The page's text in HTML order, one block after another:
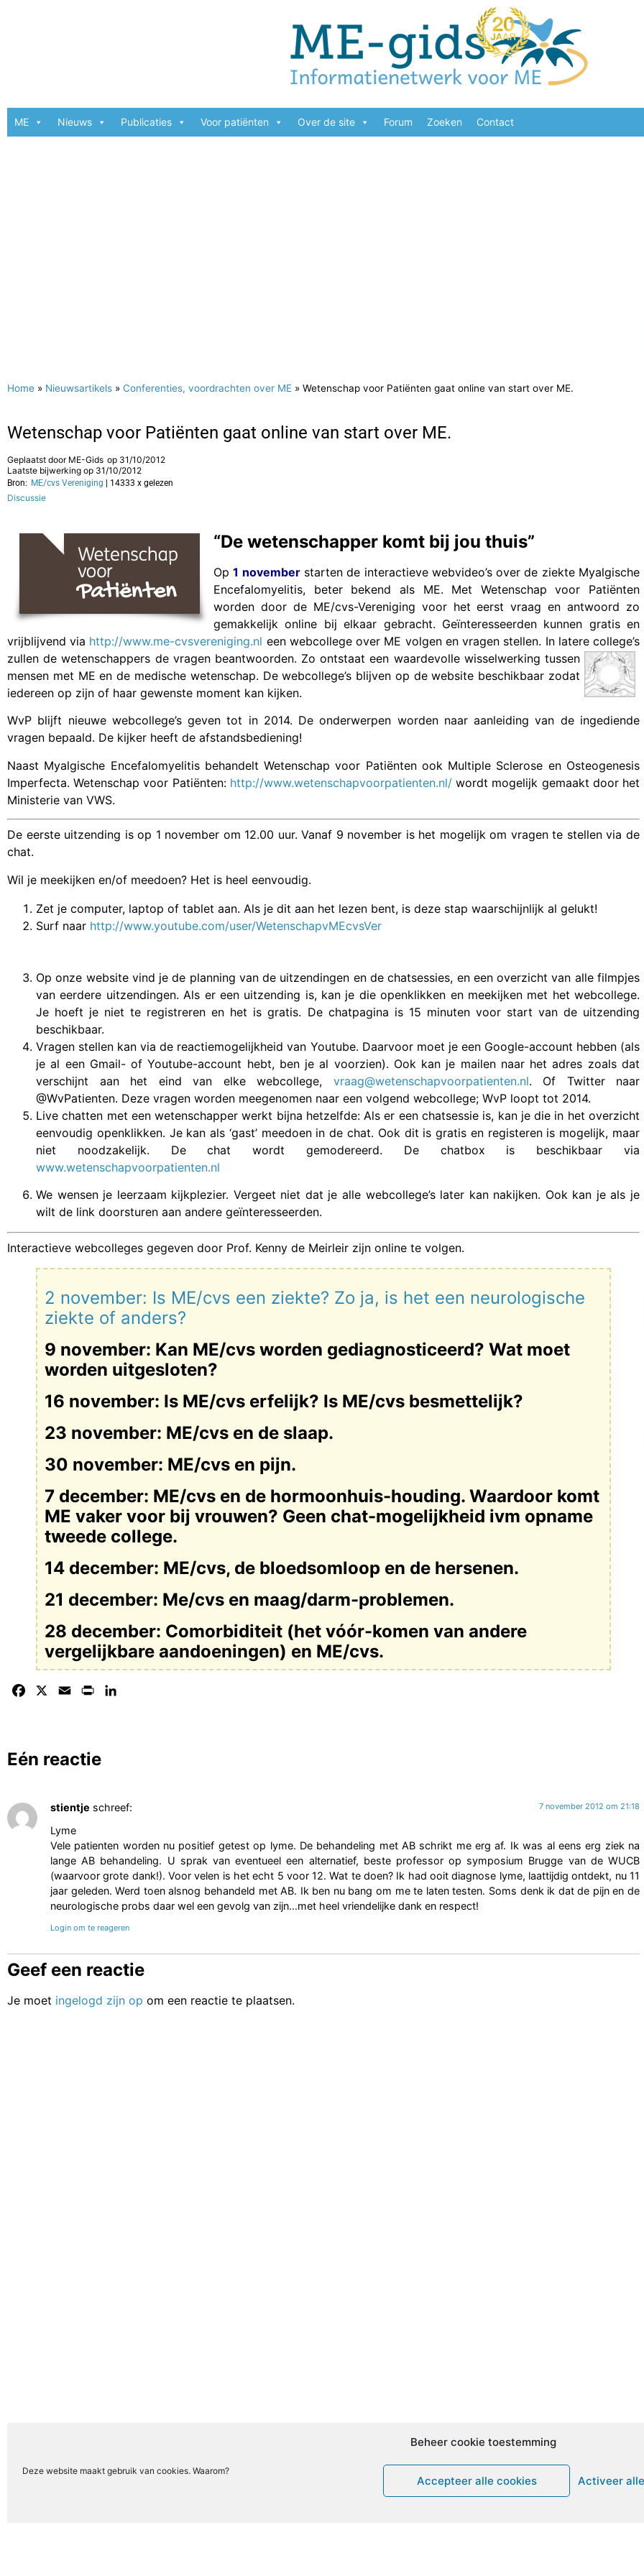
Beheer cookie toestemming
Deze website maakt gebruik van cookies. Waarom?
Accepteer alle cookies Activeer
ME Nieuws Publicaties Voor patiënten Over de site Forum Zoeken Contact
Home » Nieuwsartikels » Conferenties, voordrachten over ME » Wetenschap voor Patiënten gaat online van start over ME.
Wetenschap voor Patiënten gaat online van start over ME.
Geplaatst door ME-Gids op 31/10/2012
Laatste bijwerking op 31/10/2012
Bron: ME/cvs Vereniging | 14333 x gelezen
Discussie
“De wetenschapper komt bij jou thuis”
Op1 novemberstarten de interactieve webvideo’s over de ziekte Myalgische
Encefalomyelitis, beter bekend als ME. Met Wetenschap voor Patiënten
worden door de ME/cvs-Vereniging voor het eerst vraag en antwoord zo
gemakkelijk online bij elkaar gebracht. Geïnteresseerden kunnen gratis en
vrijblijvend via http://www.me-cvsvereniging.nl een webcollege over ME volgen en vragen stellen. In latere college’s
zullen de wetenschappers de vragen beantwoorden. Zo ontstaat een waardevolle wisselwerking tussen
mensen met ME en de medische wetenschap. De webcollege’s blijven op de website beschikbaar zodat
iedereen op zijn of haar gewenste moment kan kijken.
WvP blijft nieuwe webcollege’s geven tot in 2014. De onderwerpen worden naar aanleiding van de ingediende
vragen bepaald. De kijker heeft de afstandsbediening!
Naast Myalgische Encefalomyelitis behandelt Wetenschap voor Patiënten ook Multiple Sclerose en Osteogenesis
Imperfecta. Wetenschap voor Patiënten: http://www.wetenschapvoorpatienten.nl/wordt mogelijk gemaakt door het
Ministerie van VWS.
De eerste uitzending is op 1 november om 12.00 uur. Vanaf 9 november is het mogelijk om vragen te stellen via de
chat.
Wil je meekijken en/of meedoen? Het is heel eenvoudig.
Zet je computer, laptop of tablet aan. Als je dit aan het lezen bent, is deze stap waarschijnlijk al gelukt!
Surf naar http://www.youtube.com/user/WetenschapvMEcvsVer
Op onze website vind je de planning van de uitzendingen en de chatsessies, en een overzicht van alle filmpjes
van eerdere uitzendingen. Als er een uitzending is, kan je die openklikken en meekijken met het webcollege.
Je hoeft je niet te registreren en het is gratis. De chatpagina is 15 minuten voor start van de uitzending
beschikbaar.
Vragen stellen kan via de reactiemogelijkheid van Youtube. Daarvoor moet je een Google-account hebben (als
je al een Gmail- of Youtube-account hebt, ben je al voorzien). Ook kan je mailen naar het adres zoals dat
verschijnt aan het eind van elke webcollege, vraag@wetenschapvoorpatienten.nl. Of Twitter naar
@WvPatienten. Deze vragen worden meegenomen naar een volgend webcollege; WvP loopt tot 2014.
Live chatten met een wetenschapper werkt bijna hetzelfde: Als er een chatsessie is, kan je die in het overzicht
eenvoudig openklikken. Je kan als ‘gast’ meedoen in de chat. Ook dit is gratis en registeren is mogelijk, maar
niet noodzakelijk. De chat wordt gemodereerd. De chatbox is beschikbaar via
www.wetenschapvoorpatienten.nl
We wensen je leerzaam kijkplezier. Vergeet niet dat je alle webcollege’s later kan nakijken. Ook kan je als je
wilt de link doorsturen aan andere geïnteresseerden.
Interactieve webcolleges gegeven door Prof. Kenny de Meirleir zijn online te volgen.
2 november: Is ME/cvs een ziekte? Zo ja, is het een neurologische
ziekte of anders?
9 november: Kan ME/cvs worden gediagnosticeerd? Wat moet
worden uitgesloten?
16 november: Is ME/cvs erfelijk? Is ME/cvs besmettelijk?
23 november: ME/cvs en de slaap.
30 november: ME/cvs en pijn.
7 december: ME/cvs en de hormoonhuis-houding. Waardoor komt
ME vaker voor bij vrouwen? Geen chat-mogelijkheid ivm opname
tweede college.
14 december: ME/cvs, de bloedsomloop en de hersenen.
21 december: Me/cvs en maag/darm-problemen.
28 december: Comorbiditeit (het vóór-komen van andere
vergelijkbare aandoeningen) en ME/cvs.
Facebook Email Print
Eén reactie
stientje schreef: 7 november 2012 om 21:18
Lyme
Vele patienten worden nu positief getest op lyme. De behandeling met AB schrikt me erg af. Ik was al eens erg ziek na
lange AB behandeling. U sprak van eventueel een alternatief, beste professor op symposium Brugge van de WUCB
(waarvoor grote dank!). Voor velen is het echt 5 voor 12. Wat te doen? Ik had ooit diagnose lyme, laattijdig ontdekt, nu 11
jaar geleden. Werd toen alsnog behandeld met AB. Ik ben nu bang om me te laten testen. Soms denk ik dat de pijn en de
neurologische probs daar wel een gevolg van zijn…met heel vriendelijke dank en respect!
Login om te reageren
Geef een reactie
Je moet ingelogd zijn op om een reactie te plaatsen.